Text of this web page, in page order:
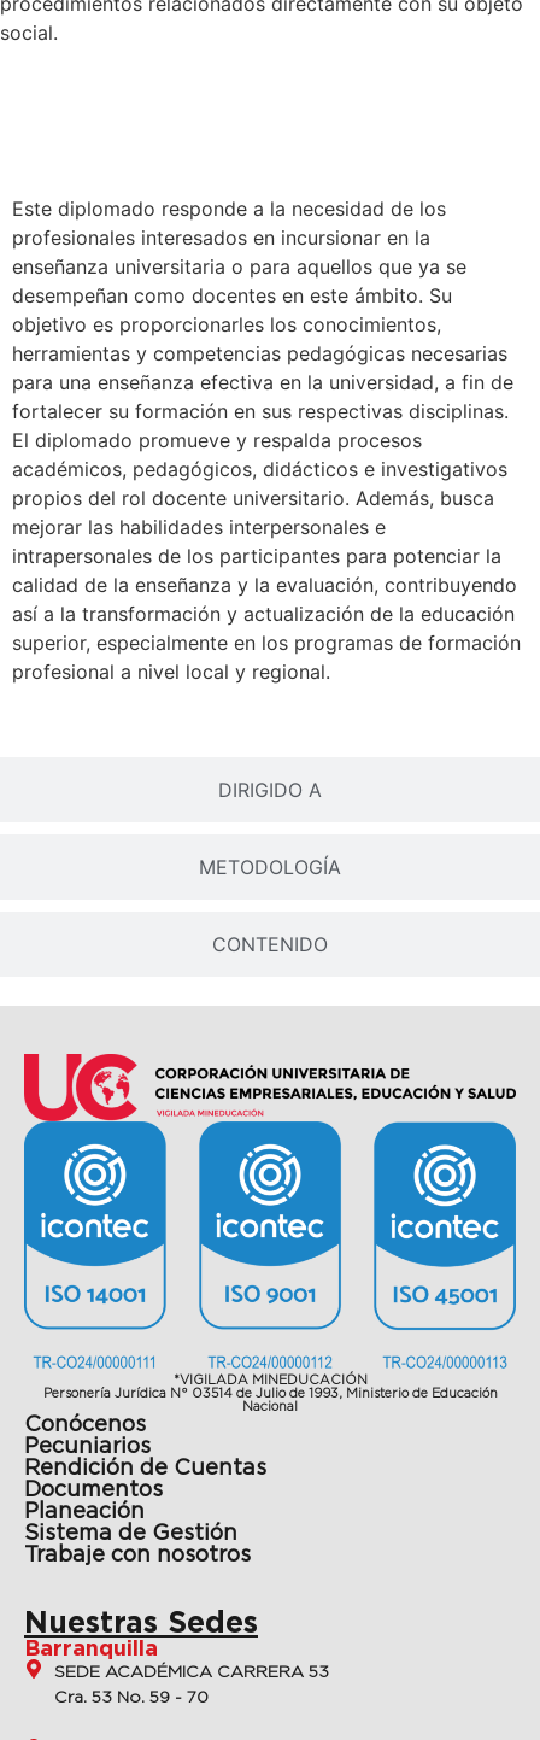
social.
DIRIGIDO A
METODOLOGÍA
CONTENIDO
Este diplomado responde a la necesidad de los
profesionales interesados en incursionar en la
enseñanza universitaria o para aquellos que ya se
desempeñan como docentes en este ámbito. Su
objetivo es proporcionarles los conocimientos,
herramientas y competencias pedagógicas necesarias
para una enseñanza efectiva en la universidad, a fin de
fortalecer su formación en sus respectivas disciplinas.
El diplomado promueve y respalda procesos
académicos, pedagógicos, didácticos e investigativos
propios del rol docente universitario. Además, busca
mejorar las habilidades interpersonales e
intrapersonales de los participantes para potenciar la
calidad de la enseñanza y la evaluación, contribuyendo
así a la transformación y actualización de la educación
superior, especialmente en los programas de formación
profesional a nivel local y regional.
*VIGILADA MINEDUCACIÓN
Personería Jurídica N° 03514 de Julio de 1993, Ministerio de Educación
Nacional
Conócenos
Pecuniarios
Rendición de Cuentas
Documentos
Planeación
Sistema de Gestión
Trabaje con nosotros
Nuestras Sedes
Barranquilla
SEDE ACADÉMICA CARRERA 53
Cra. 53 No. 59 - 70